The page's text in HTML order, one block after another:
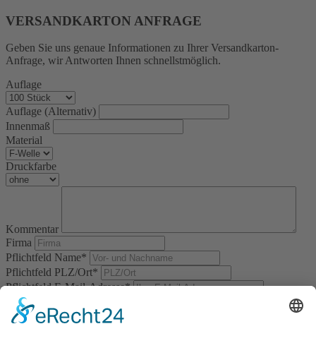
VERSANDKARTON ANFRAGE
Geben Sie uns genaue Informationen zu Ihrer Versandkarton-
Anfrage, wir Antworten Ihnen schnellstmöglich.
Auflage
Auflage (Alternativ)
Innenmaß
Material
Druckfarbe
Kommentar
Firma
Pflichtfeld Name*
Pflichtfeld PLZ/Ort*
PflichtfeldE-Mail-Adresse*
Pflichtfeld
rechnen Sie 7 plus 7.